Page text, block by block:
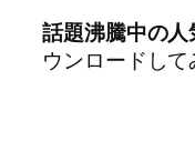
話題沸騰中の
ウンロードして